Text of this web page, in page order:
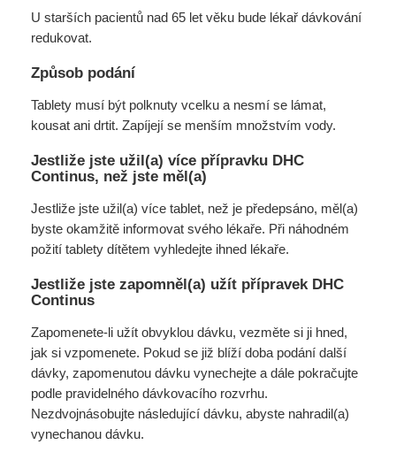
U starších pacientů nad 65 let věku bude lékař dávkování
redukovat.
Způsob podání
Tablety musí být polknuty vcelku a nesmí se lámat,
kousat ani drtit. Zapíjejí se menším množstvím vody.
Jestliže jste užil(a) více přípravku DHC
Continus, než jste měl(a)
Jestliže jste užil(a) více tablet, než je předepsáno, měl(a)
byste okamžitě informovat svého lékaře. Při náhodném
požití tablety dítětem vyhledejte ihned lékaře.
Jestliže jste zapomněl(a) užít přípravek DHC
Continus
Zapomenete-li užít obvyklou dávku, vezměte si ji hned,
jak si vzpomenete. Pokud se již blíží doba podání další
dávky, zapomenutou dávku vynechejte a dále pokračujte
podle pravidelného dávkovacího rozvrhu.
Nezdvojnásobujte následující dávku, abyste nahradil(a)
vynechanou dávku.